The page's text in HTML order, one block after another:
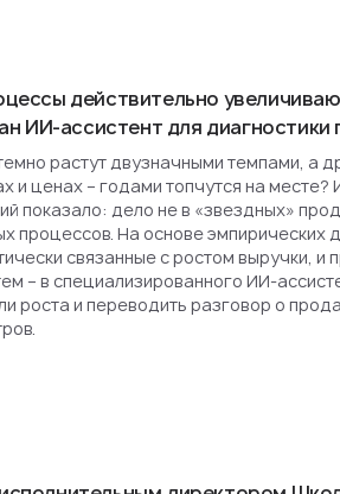
действительно
ИИ-ассистент для
растут двузначными темпами, а
и ценах – годами топчутся на месте?
показало: дело не в «звездных»
процессов. На основе эмпирических
связанные с ростом выручки, и
– в специализированного ИИ-
роста и переводить разговор о